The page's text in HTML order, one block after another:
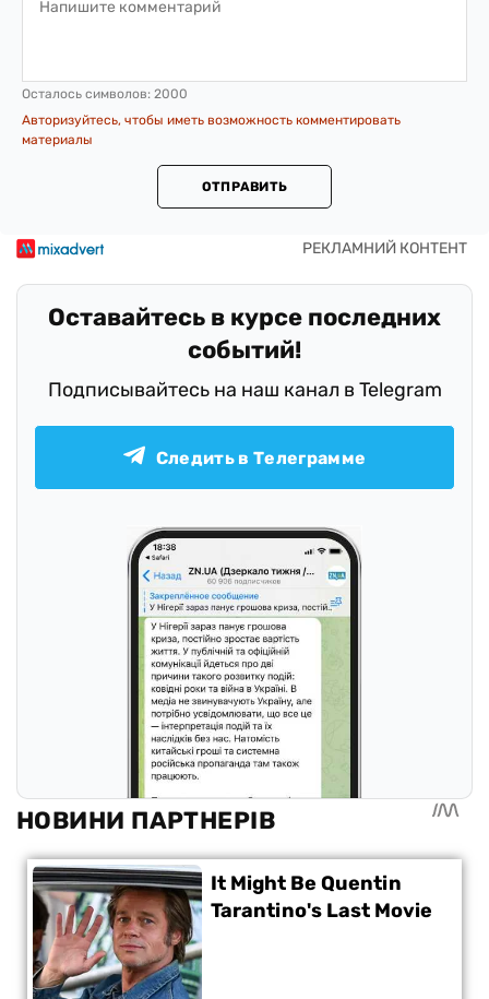
Осталось символов: 2000
Авторизуйтесь, чтобы иметь возможность комментировать
материалы
ОТПРАВИТЬ
Оставайтесь в курсе последних
событий!
Подписывайтесь на наш канал в Telegram
Следить в Телеграмме